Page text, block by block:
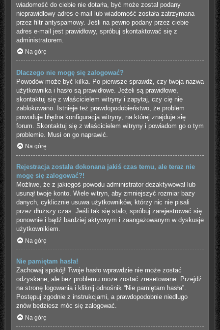
wiadomość do ciebie nie dotarła, być może został podany
nieprawidłowy adres e-mail lub wiadomość została zatrzymana
przez filtr antyspamowy. Jeśli na pewno podany przez ciebie
adres e-mail jest prawidłowy, spróbuj skontaktować się z
administratorem.
Na górę
Dlaczego nie mogę się zalogować?
Powodów może być kilka. Po pierwsze sprawdź, czy twoja nazwa
użytkownika i hasło są prawidłowe. Jeżeli są prawidłowe,
skontaktuj się z właścicielem witryny i zapytaj, czy cię nie
zablokowano. Istnieje też prawdopodobieństwo, że problem
powoduje błędna konfiguracja witryny, na której znajduje się
forum. Skontaktuj się z właścicielem witryny i powiadom go o tym
problemie. Musi on go naprawić.
Na górę
Rejestracja została dokonana jakiś czas temu, ale teraz nie
mogę się zalogować?!
Możliwe, że z jakiegoś powodu administrator dezaktywował lub
usunął twoje konto. Wiele witryn, aby zmniejszyć rozmiar bazy
danych, cyklicznie usuwa użytkowników, którzy nic nie pisali
przez dłuższy czas. Jeśli tak się stało, spróbuj zarejestrować się
ponownie i bądź bardziej aktywnym i zaangażowanym w dyskusje
użytkownikiem.
Na górę
Nie pamiętam hasła!
Zachowaj spokój! Twoje hasło wprawdzie nie może zostać
odzyskane, ale bez problemu może zostać zresetowane. Przejdź
na stronę logowania i kliknij odnośnik “Nie pamiętam hasła”.
Postępuj zgodnie z instrukcjami, a prawdopodobnie niedługo
znów będziesz móc się zalogować.
Na górę